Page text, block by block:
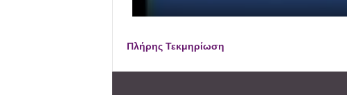
Πλήρης Τεκμηρίωση